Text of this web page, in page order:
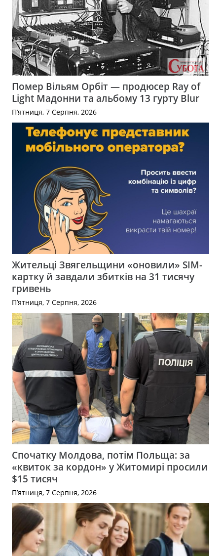
Помер Вільям Орбіт — продюсер Ray of
Light Мадонни та альбому 13 гурту Blur
П’ятниця, 7 Серпня, 2026
Жительці Звягельщини «оновили» SIM-
картку й завдали збитків на 31 тисячу
гривень
П’ятниця, 7 Серпня, 2026
Спочатку Молдова, потім Польща: за
«квиток за кордон» у Житомирі просили
$15 тисяч
П’ятниця, 7 Серпня, 2026